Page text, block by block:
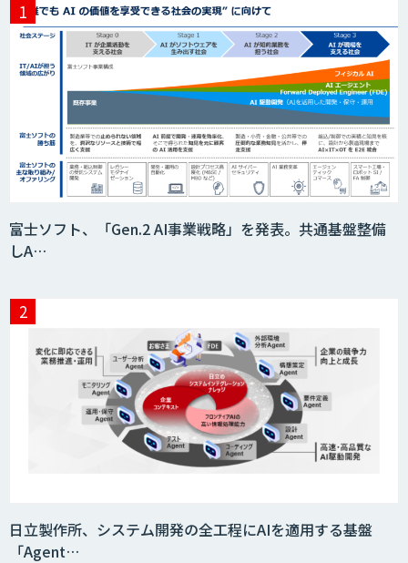
生成AI活用 1day ブートキャンプ
データ分析エージェント
ービス
SaaS・サブスク向け収益管理プラット
フォーム「ソアスク」
富士ソフト、「Gen.2 AI事業戦略」を発表。共通基盤整備
しA…
日立製作所、システム開発の全工程にAIを適用する基盤
「Agent…